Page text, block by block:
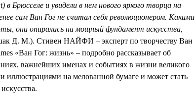
Брюсселе и увидели в нем нового яркого творца на
сам Ван Гог не считал себя революционером. Какими
они опирались на мощный фундамент искусства,
Д. М.). Стивен НАЙФИ – эксперт по творчеству Ван
«Ван Гог: жизнь» – подробно рассказывает об
важнейших именах и событиях в жизни великого
на мелованной бумаге и может стать